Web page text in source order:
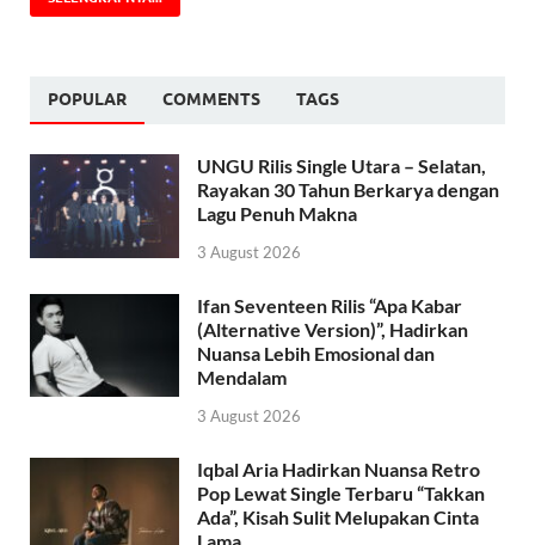
POPULAR COMMENTS TAGS
UNGU Rilis Single Utara – Selatan,
Rayakan 30 Tahun Berkarya dengan
Lagu Penuh Makna
3 August 2026
Ifan Seventeen Rilis “Apa Kabar
(Alternative Version)”, Hadirkan
Nuansa Lebih Emosional dan
Mendalam
3 August 2026
Iqbal Aria Hadirkan Nuansa Retro
Pop Lewat Single Terbaru “Takkan
Ada”, Kisah Sulit Melupakan Cinta